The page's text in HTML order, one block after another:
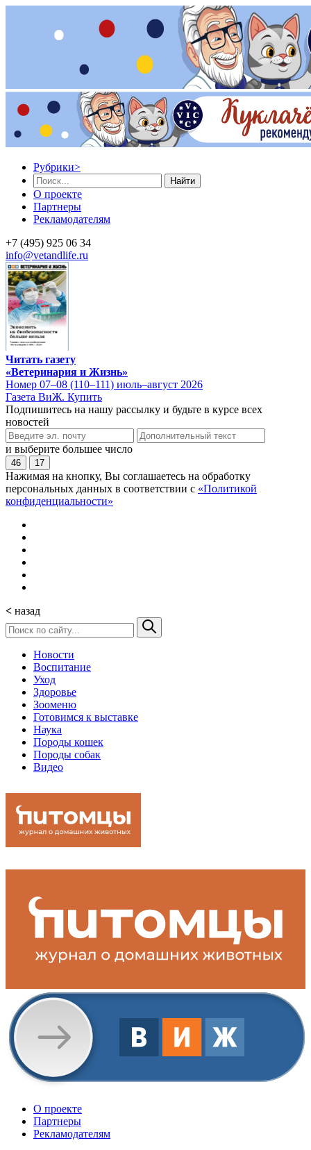
Рубрики>
Найти
О проекте
Партнеры
Рекламодателям
+7 (495) 925 06 34
info@vetandlife.ru
Читать газету
«Ветеринария и Жизнь»
Номер 07–08 (110–111) июль–август 2026
Газета ВиЖ. Купить
Подпишитесь на нашу рассылку и будьте в курсе всех
новостей
и выберите большее число
46 17
Нажимая на кнопку, Вы соглашаетесь на обработку
персональных данных в соответствии с «Политикой
конфиденциальности»
< назад
Новости
Воспитание
Уход
Здоровье
Зооменю
Готовимся к выставке
Наука
Породы кошек
Породы собак
Видео
О проекте
Партнеры
Рекламодателям